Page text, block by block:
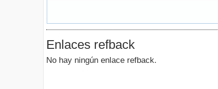
Enlaces refback
No hay ningún enlace refback.